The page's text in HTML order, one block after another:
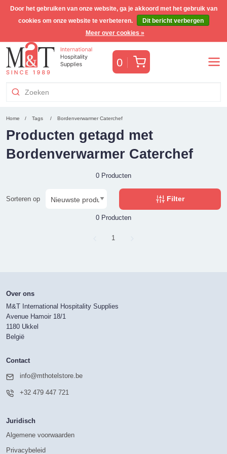
Gratis Benelux verzending voor orders >€255(incl. BTW)
0 Winkelwagen
Home Tags Bordenverwarmer Caterchef
Producten getagd met
Bordenverwarmer Caterchef
0 Producten
Sorteren op Filter
0 Producten
Page
1
Over ons
M&T International Hospitality Supplies
Avenue Hamoir 18/1
1180 Ukkel
België
Contact
info@mthotelstore.be
+32 479 447 721
Juridisch
Algemene voorwaarden
Privacybeleid
Door het gebruiken van onze website, ga je akkoord met het gebruik van
cookies om onze website te verbeteren.
Dit bericht verbergen
Meer over cookies »